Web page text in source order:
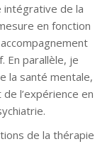
intégrative de la
en fonction
En parallèle, je
la santé mentale,
l’expérience en
de la thérapie